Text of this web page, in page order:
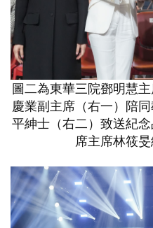
圖二為東華三院鄧明慧
慶業副主席（右一）陪
平紳士（右二）致送紀
席主席林筱旻